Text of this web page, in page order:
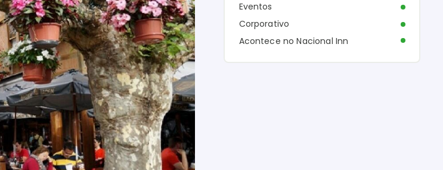
Eventos
Corporativo
Acontece no Nacional Inn